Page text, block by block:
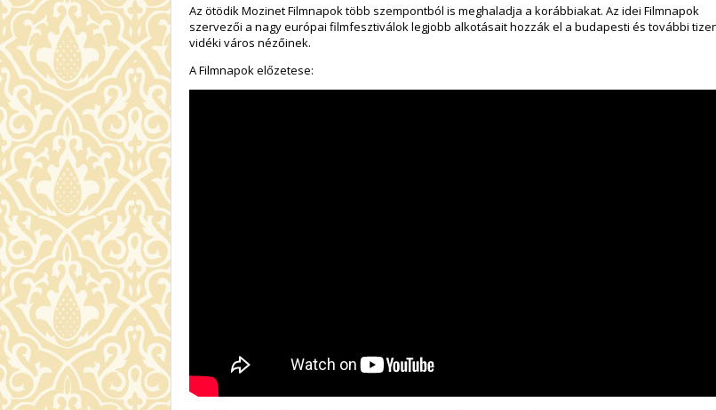
Az ötödik Mozinet Filmnapok több szempontból is meghaladja a korábbiakat. Az idei Filmnapok
szervezői a nagy európai filmfesztiválok legjobb alkotásait hozzák el a budapesti és további
vidéki város nézőinek.
A Filmnapok előzetese: